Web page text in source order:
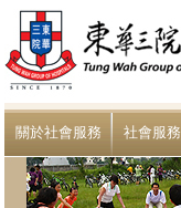
關於社會服務 社會服務